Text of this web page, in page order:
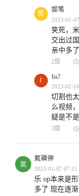
拔
拔笔
笑死，
交出过
亲中多了
2层
I
In7
切割也
么视频
疑是不
3层
氮
氮磷钾
乐 op本来是
多了 现在逐